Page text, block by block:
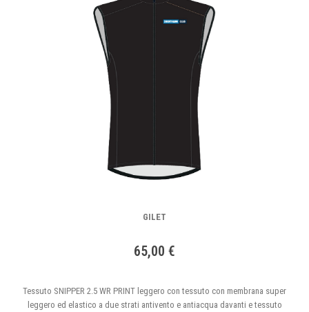
GILET
65,00 €
Tessuto SNIPPER 2.5 WR PRINT leggero con tessuto con membrana super
leggero ed elastico a due strati antivento e antiacqua davanti e tessuto